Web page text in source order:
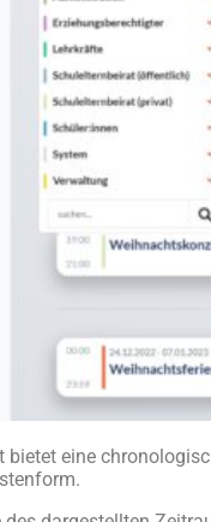
bietet eine